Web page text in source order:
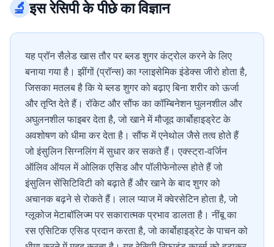
🔬इस रेसिपी के पीछे का विज्ञान
यह प्रॉन सैलेड खास तौर पर ब्लड शुगर कंट्रोल करने के लिए
बनाया गया है। झींगों (प्रॉन्स) का ग्लाइसेमिक इंडेक्स जीरो होता है,
जिसका मतलब है कि ये ब्लड शुगर को बढ़ाए बिना शरीर को ऊर्जा
और तृप्ति देते हैं। रॉकेट और सौंफ का कॉम्बिनेशन घुलनशील और
अघुलनशील फाइबर देता है, जो खाने में मौजूद कार्बोहाइड्रेट के
अवशोषण को धीमा कर देता है। सौंफ में एनेथोल जैसे तत्व होते हैं
जो इंसुलिन सिग्नलिंग में सुधार कर सकते हैं। एक्स्ट्रा-वर्जिन
ऑलिव ऑयल में ओलिक एसिड और पॉलीफेनोल्स होते हैं जो
इंसुलिन सेंसिटिविटी को बढ़ाते हैं और खाने के बाद शुगर को
अचानक बढ़ने से रोकते हैं। लाल प्याज में क्वेरसेटिन होता है, जो
ग्लूकोज मेटाबॉलिज्म पर सकारात्मक प्रभाव डालता है। नींबू का
रस एसिटिक एसिड प्रदान करता है, जो कार्बोहाइड्रेट के पाचन को